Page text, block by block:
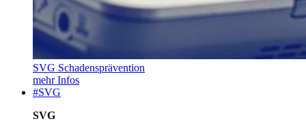
SVG Schadensprävention
mehr Infos
#SVG
SVG